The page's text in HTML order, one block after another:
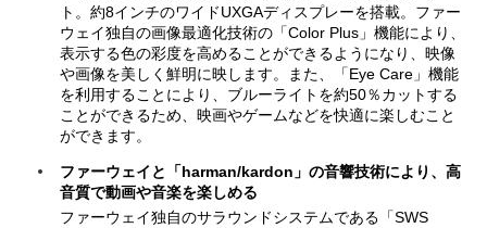
ト。約8インチのワイドUXGAディスプレーを搭載。ファー
ウェイ独自の画像最適化技術の「Color Plus」機能により、
表示する色の彩度を高めることができるようになり、映像
や画像を美しく鮮明に映します。また、「Eye Care」機能
を利用することにより、ブルーライトを約50％カットする
ことができるため、映画やゲームなどを快適に楽しむこと
ができます。
ファーウェイと「harman/kardon」の音響技術により、高
音質で動画や音楽を楽しめる
ファーウェイ独自のサラウンドシステムである「SWS